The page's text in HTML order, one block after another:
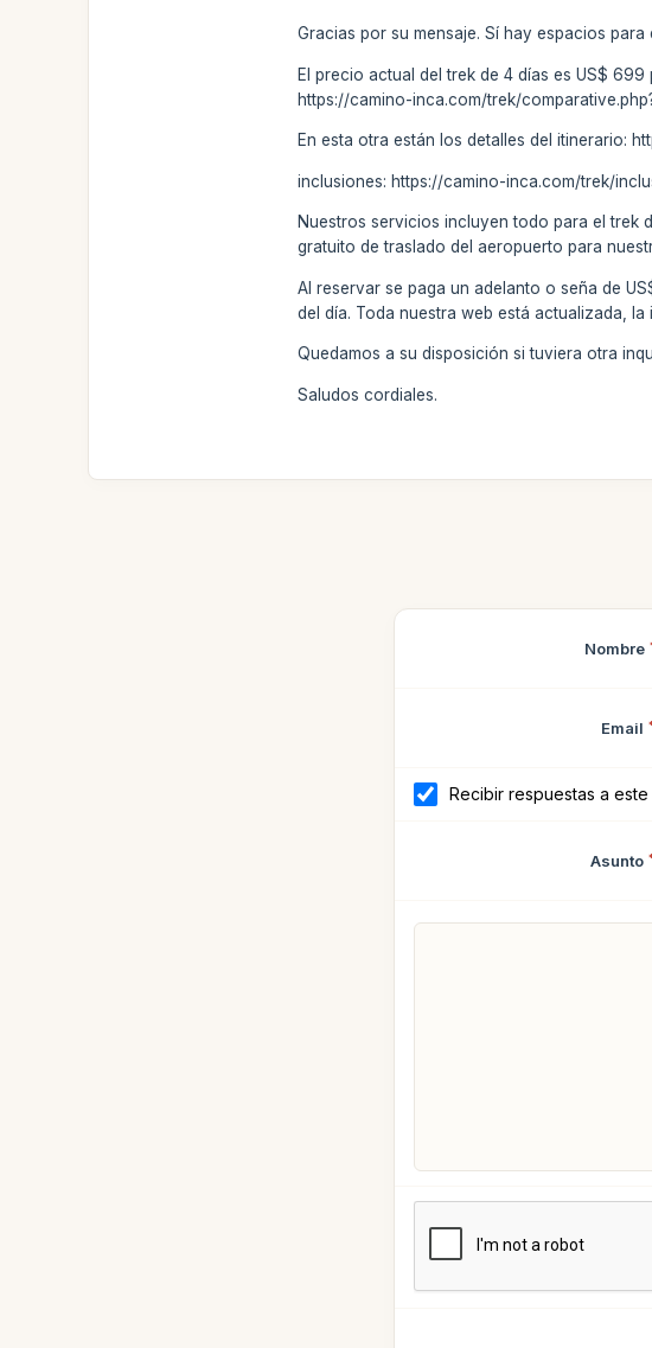
Gracias por su mensaje. Sí hay espacios
El precio actual del trek de 4 días es US$
https://camino-inca.com/trek/
En esta otra están los detalles del itinerario:
inclusiones: https://camino-inca.com/trek/
Nuestros servicios incluyen todo para el trek
gratuito de traslado del aeropuerto para
Al reservar se paga un adelanto o seña de
del día. Toda nuestra web está actualizada, la
Quedamos a su disposición si tuviera otra
Saludos cordiales.
Nombre
Email
Recibir respuestas a
Asunto